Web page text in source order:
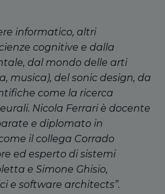
informatico, altri
cognitive e dalla
dal mondo delle arti
musica), del sonic design, da
come la ricerca
Nicola Ferrari è docente
e diplomato in
il collega Corrado
ed esperto di sistemi
e Simone Ghisio,
e software architects”.